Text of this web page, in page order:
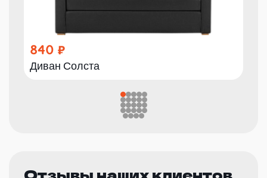
840
Диван Солста